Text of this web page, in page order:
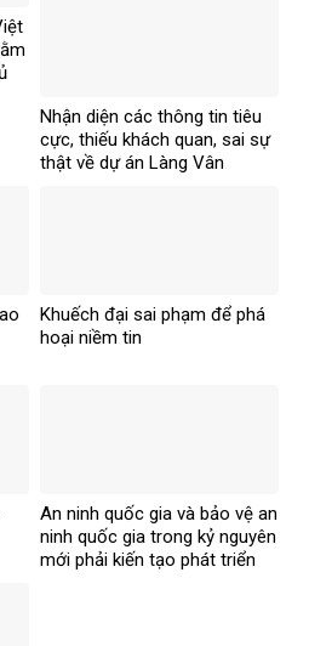
Nhận diện các thông tin tiêu
cực, thiếu khách quan, sai sự
thật về dự án Làng Vân
Khuếch đại sai phạm để phá
hoại niềm tin
An ninh quốc gia và bảo vệ an
ninh quốc gia trong kỷ nguyên
mới phải kiến tạo phát triển